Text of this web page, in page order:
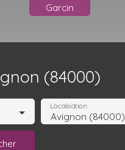
Garcin
(84000)
Avignon (84000)
Localisation